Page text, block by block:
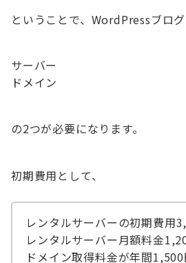
ということで、WordPressブログ
サーバー
ドメイン
の2つが必要になります。
初期費用として、
レンタルサーバーの初期費用
レンタルサーバー月額料金
ドメイン取得料金が年間